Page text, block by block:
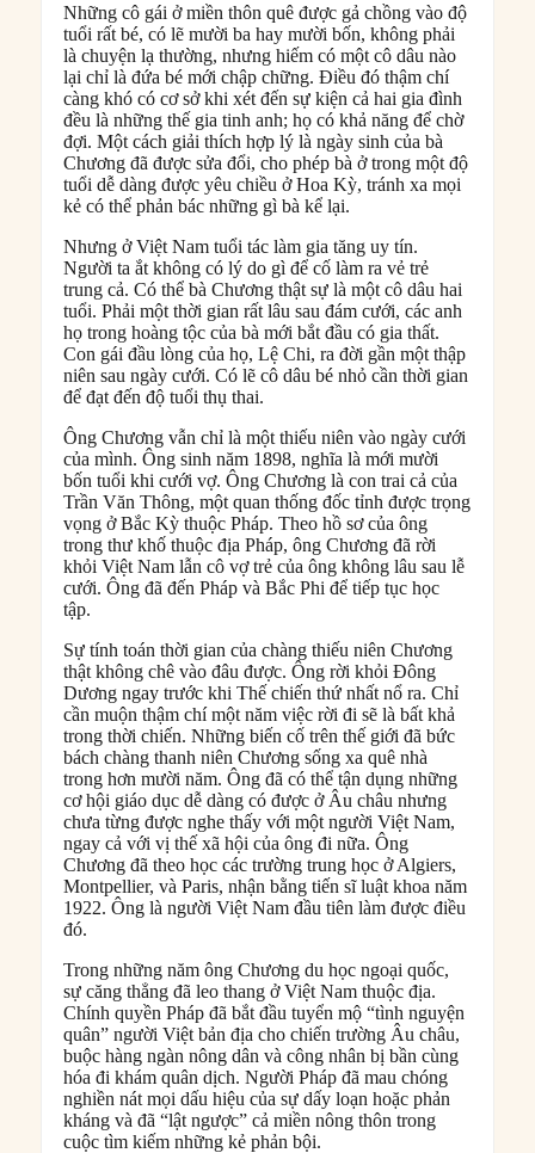
Những cô gái ở miền thôn quê được gả chồng vào độ
tuổi rất bé, có lẽ mười ba hay mười bốn, không phải
là chuyện lạ thường, nhưng hiếm có một cô dâu nào
lại chỉ là đứa bé mới chập chững. Điều đó thậm chí
càng khó có cơ sở khi xét đến sự kiện cả hai gia đình
đều là những thế gia tinh anh; họ có khả năng để chờ
đợi. Một cách giải thích hợp lý là ngày sinh của bà
Chương đã được sửa đổi, cho phép bà ở trong một độ
tuổi dễ dàng được yêu chiều ở Hoa Kỳ, tránh xa mọi
kẻ có thể phản bác những gì bà kể lại.
Nhưng ở Việt Nam tuổi tác làm gia tăng uy tín.
Người ta ắt không có lý do gì để cố làm ra vẻ trẻ
trung cả. Có thể bà Chương thật sự là một cô dâu hai
tuổi. Phải một thời gian rất lâu sau đám cưới, các anh
họ trong hoàng tộc của bà mới bắt đầu có gia thất.
Con gái đầu lòng của họ, Lệ Chi, ra đời gần một thập
niên sau ngày cưới. Có lẽ cô dâu bé nhỏ cần thời gian
để đạt đến độ tuổi thụ thai.
Ông Chương vẫn chỉ là một thiếu niên vào ngày cưới
của mình. Ông sinh năm 1898, nghĩa là mới mười
bốn tuổi khi cưới vợ. Ông Chương là con trai cả của
Trần Văn Thông, một quan thống đốc tỉnh được trọng
vọng ở Bắc Kỳ thuộc Pháp. Theo hồ sơ của ông
trong thư khố thuộc địa Pháp, ông Chương đã rời
khỏi Việt Nam lẫn cô vợ trẻ của ông không lâu sau lễ
cưới. Ông đã đến Pháp và Bắc Phi để tiếp tục học
tập.
Sự tính toán thời gian của chàng thiếu niên Chương
thật không chê vào đâu được. Ông rời khỏi Đông
Dương ngay trước khi Thế chiến thứ nhất nổ ra. Chỉ
cần muộn thậm chí một năm việc rời đi sẽ là bất khả
trong thời chiến. Những biến cố trên thế giới đã bức
bách chàng thanh niên Chương sống xa quê nhà
trong hơn mười năm. Ông đã có thể tận dụng những
cơ hội giáo dục dễ dàng có được ở Âu châu nhưng
chưa từng được nghe thấy với một người Việt Nam,
ngay cả với vị thế xã hội của ông đi nữa. Ông
Chương đã theo học các trường trung học ở Algiers,
Montpellier, và Paris, nhận bằng tiến sĩ luật khoa năm
1922. Ông là người Việt Nam đầu tiên làm được điều
đó.
Trong những năm ông Chương du học ngoại quốc,
sự căng thẳng đã leo thang ở Việt Nam thuộc địa.
Chính quyền Pháp đã bắt đầu tuyển mộ “tình nguyện
quân” người Việt bản địa cho chiến trường Âu châu,
buộc hàng ngàn nông dân và công nhân bị bần cùng
hóa đi khám quân dịch. Người Pháp đã mau chóng
nghiền nát mọi dấu hiệu của sự dấy loạn hoặc phản
kháng và đã “lật ngược” cả miền nông thôn trong
cuộc tìm kiếm những kẻ phản bội.